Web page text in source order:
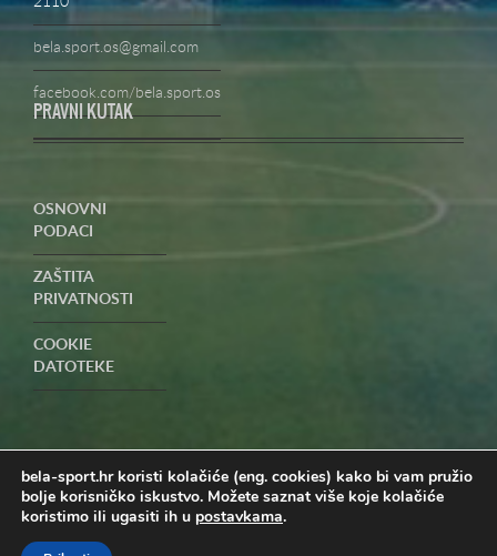
bela.sport.os@gmail.com
facebook.com/bela.sport.os
PRAVNI KUTAK
OSNOVNI
PODACI
ZAŠTITA
PRIVATNOSTI
COOKIE
DATOTEKE
bela-sport.hr koristi kolačiće (eng. cookies) kako bi vam pružio
bolje korisničko iskustvo. Možete saznat više koje kolačiće
koristimo ili ugasiti ih u postavkama.